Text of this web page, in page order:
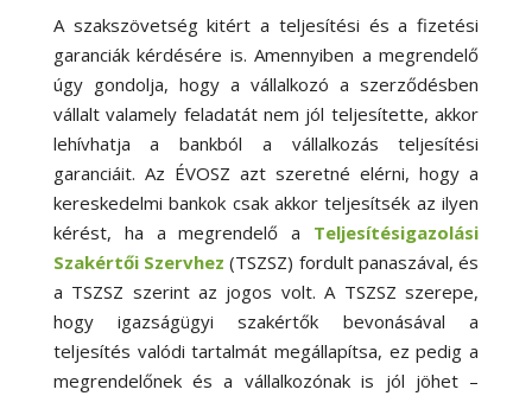
A szakszövetség kitért a teljesítési és a fizetési
garanciák kérdésére is. Amennyiben a megrendelő
úgy gondolja, hogy a vállalkozó a szerződésben
vállalt valamely feladatát nem jól teljesítette, akkor
lehívhatja a bankból a vállalkozás teljesítési
garanciáit. Az ÉVOSZ azt szeretné elérni, hogy a
kereskedelmi bankok csak akkor teljesítsék az ilyen
kérést, ha a megrendelő a
Teljesítésigazolási
Szakértői Szervhez (TSZSZ) fordult panaszával, és
a TSZSZ szerint az jogos volt. A TSZSZ szerepe,
hogy igazságügyi szakértők bevonásával a
teljesítés valódi tartalmát megállapítsa, ez pedig a
megrendelőnek és a vállalkozónak is jól jöhet –